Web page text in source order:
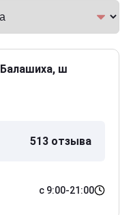
ш
513 отзыва
с 9:00-21:00